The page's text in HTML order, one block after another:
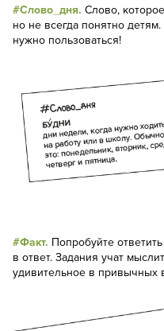
#Слово_дня. Слово,
но не всегда понятно
нужно пользоваться!
#Факт. Попробуйте
в ответ. Задания учат
удивительное в привычных